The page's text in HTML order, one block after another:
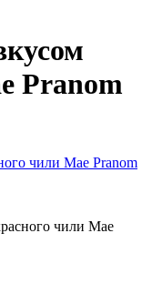
Pranom
чили Mae